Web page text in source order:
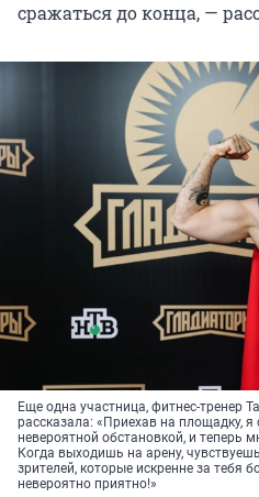
сражаться до конца, —
Еще одна участница, фитнес-тренер
рассказала: «Приехав на площадку, я
невероятной обстановкой, и теперь
Когда выходишь на арену,
зрителей, которые искренне за тебя
невероятно приятно!»